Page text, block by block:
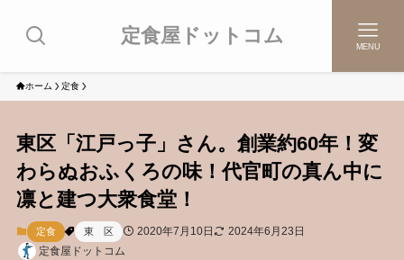
定食屋ドットコム MENU
ホーム 定食
東区「江戸っ子」さん。創業約60年！変
わらぬおふくろの味！代官町の真ん中に
凛と建つ大衆食堂！
定食 東 区 2020年7月10日
2024年6月23日
定食屋ドットコム